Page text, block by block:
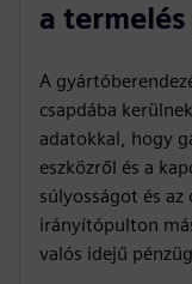
a
A
csapdába
adatokkal, hogy
eszközről és a
súlyosságot és
irányítópulton
valós idejű